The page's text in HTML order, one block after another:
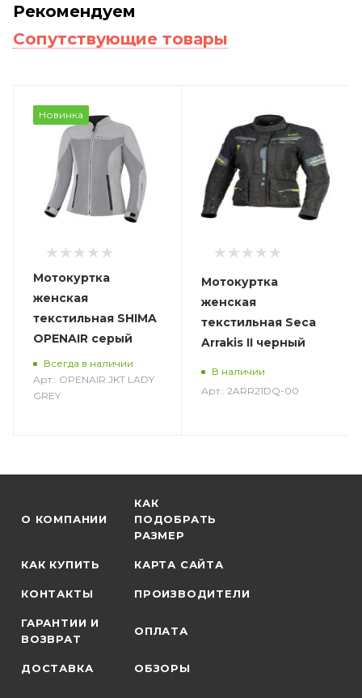
Рекомендуем
Сопутствующие товары
Новинка
Мотокуртка
женская
текстильная SHIMA
OPENAIR серый
Всегда в наличии
Арт.: OPENAIR JKT LADY
GREY
Мотокуртка
женская
текстильная Seca
Arrakis II черный
В наличии
Арт.: 2ARR21DQ-00
О КОМПАНИИ
КАК
ПОДОБРАТЬ
РАЗМЕР
КАК КУПИТЬ КАРТА САЙТА
КОНТАКТЫ ПРОИЗВОДИТЕЛИ
ГАРАНТИИ И
ВОЗВРАТ
ОПЛАТА
ДОСТАВКА ОБЗОРЫ